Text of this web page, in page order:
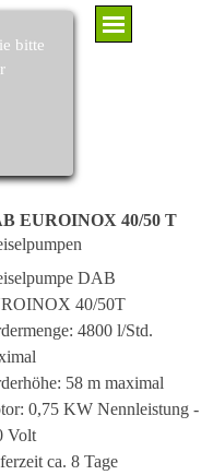
bitte
EUROINOX 40/50 T
DAB
40/50T
4800 l/Std.
58 m maximal
0,75 KW Nennleistung -
Volt
ca. 8 Tage